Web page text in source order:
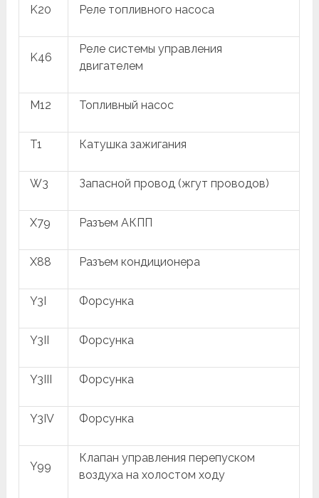
K20 Реле топливного насоса
K46
Реле системы управления
двигателем
M12 Топливный насос
T1 Катушка зажигания
W3 Запасной провод (жгут проводов)
X79 Разъем АКПП
X88 Разъем кондиционера
Y3I Форсунка
Y3II Форсунка
Y3III Форсунка
Y3IV Форсунка
Y99
Клапан управления перепуском
воздуха на холостом ходу